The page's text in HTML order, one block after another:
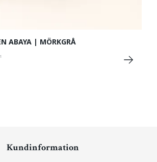
ABAYA | MÖRKGRÅ
Kundinformation